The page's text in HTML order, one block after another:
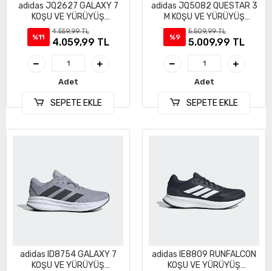
adidas JQ2627 GALAXY 7
KOŞU VE YÜRÜYÜŞ
AYAKKABI
%11
4.559,99 TL
4.059,99 TL
Adet
SEPETE EKLE
adidas JQ5082 QUESTAR 3
M KOŞU VE YÜRÜYÜŞ
AYAKKABI
%9
5.509,99 TL
5.009,99 TL
Adet
SEPETE EKLE
adidas ID8754 GALAXY 7
KOŞU VE YÜRÜYÜŞ
adidas IE8809 RUNFALCON
KOŞU VE YÜRÜYÜŞ